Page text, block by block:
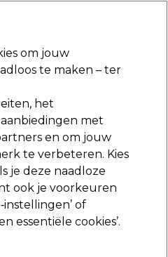
Aanmelden
geleverd*
t/m vrijdag
Spider Shine Set
om jouw
te maken – ter
het
met
en om jouw
te verbeteren. Kies
je deze naadloze
ook je voorkeuren
of
essentiële cookies’.